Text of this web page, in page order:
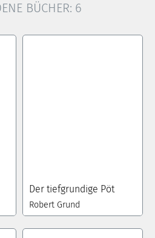
BÜCHER: 6
Der tiefgrundige Pöt
Robert Grund